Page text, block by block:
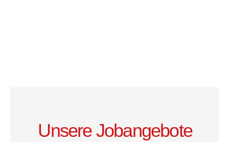
Unsere Jobangebote